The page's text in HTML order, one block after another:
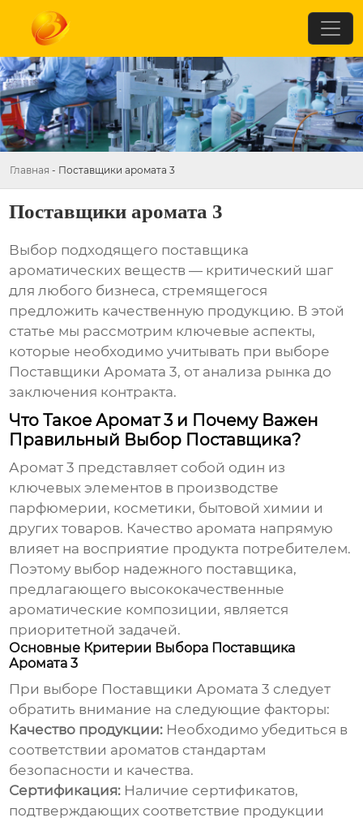
Главная - Поставщики аромата 3
Поставщики аромата 3
Выбор подходящего поставщика
ароматических веществ — критический шаг
для любого бизнеса, стремящегося
предложить качественную продукцию. В этой
статье мы рассмотрим ключевые аспекты,
которые необходимо учитывать при выборе
Поставщики Аромата 3, от анализа рынка до
заключения контракта.
Что Такое Аромат 3 и Почему Важен
Правильный Выбор Поставщика?
Аромат 3 представляет собой один из
ключевых элементов в производстве
парфюмерии, косметики, бытовой химии и
других товаров. Качество аромата напрямую
влияет на восприятие продукта потребителем.
Поэтому выбор надежного поставщика,
предлагающего высококачественные
ароматические композиции, является
приоритетной задачей.
Основные Критерии Выбора Поставщика
Аромата 3
При выборе Поставщики Аромата 3 следует
обратить внимание на следующие факторы:
Качество продукции: Необходимо убедиться в
соответствии ароматов стандартам
безопасности и качества.
Сертификация: Наличие сертификатов,
подтверждающих соответствие продукции